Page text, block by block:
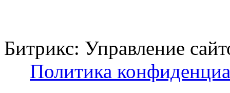
Битрикс: Управление
Политика